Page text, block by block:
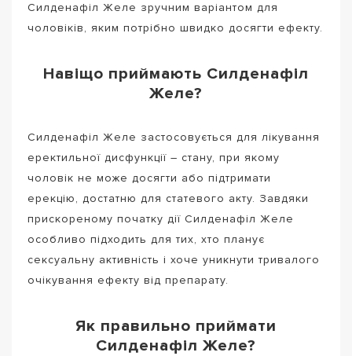
Силденафіл Желе зручним варіантом для
чоловіків, яким потрібно швидко досягти ефекту.
Навіщо приймають Силденафіл
Желе?
Силденафіл Желе застосовується для лікування
еректильної дисфункції – стану, при якому
чоловік не може досягти або підтримати
ерекцію, достатню для статевого акту. Завдяки
прискореному початку дії Силденафіл Желе
особливо підходить для тих, хто планує
сексуальну активність і хоче уникнути тривалого
очікування ефекту від препарату.
Як правильно приймати
Силденафіл Желе?